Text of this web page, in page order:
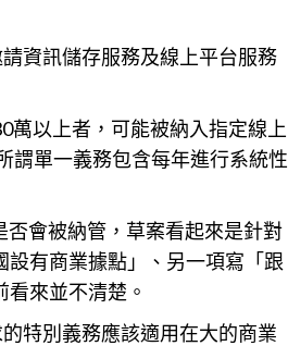
資訊儲存服務及線上平台服務
萬以上者，可能被納入指定線上
謂單一義務包含每年進行系統性
會被納管，草案看起來是針對
有商業據點」、另一項寫「跟
來並不清楚。
特別義務應該適用在大的商業